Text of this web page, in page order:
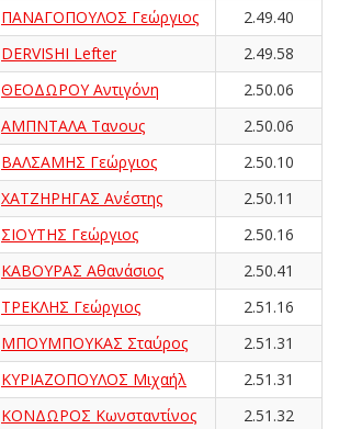
ΠΑΝΑΓΟΠΟΥΛΟΣ Γεώργιος
2.49.40
DERVISHI Lefter
2.49.58
ΘΕΟΔΩΡΟΥ Αντιγόνη
2.50.06
ΑΜΠΝΤΑΛΑ Τανους
2.50.06
ΒΑΛΣΑΜΗΣ Γεώργιος
2.50.10
ΧΑΤΖΗΡΗΓΑΣ Ανέστης
2.50.11
ΣΙΟΥΤΗΣ Γεώργιος
2.50.16
ΚΑΒΟΥΡΑΣ Αθανάσιος
2.50.41
ΤΡΕΚΛΗΣ Γεώργιος
2.51.16
ΜΠΟΥΜΠΟΥΚΑΣ Σταύρος
2.51.31
ΚΥΡΙΑΖΟΠΟΥΛΟΣ Μιχαήλ
2.51.31
ΚΟΝΔΩΡΟΣ Κωνσταντίνος
2.51.32